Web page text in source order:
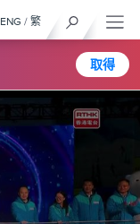
取得
ENG / 繁